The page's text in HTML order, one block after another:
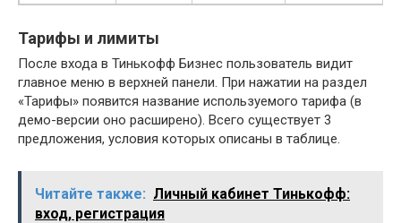
Тарифы и лимиты
После входа в Тинькофф Бизнес пользователь видит
главное меню в верхней панели. При нажатии на раздел
«Тарифы» появится название используемого тарифа (в
демо-версии оно расширено). Всего существует 3
предложения, условия которых описаны в таблице.
Читайте также: Личный кабинет Тинькофф:
вход, регистрация